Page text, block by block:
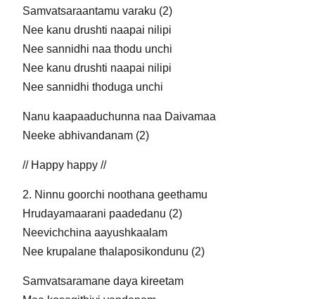
Samvatsaraantamu varaku (2)
Nee kanu drushti naapai nilipi
Nee sannidhi naa thodu unchi
Nee kanu drushti naapai nilipi
Nee sannidhi thoduga unchi
Nanu kaapaaduchunna naa Daivamaa
Neeke abhivandanam (2)
// Happy happy //
2. Ninnu goorchi noothana geethamu
Hrudayamaarani paadedanu (2)
Neevichchina aayushkaalam
Nee krupalane thalaposikondunu (2)
Samvatsaramane daya kireetam